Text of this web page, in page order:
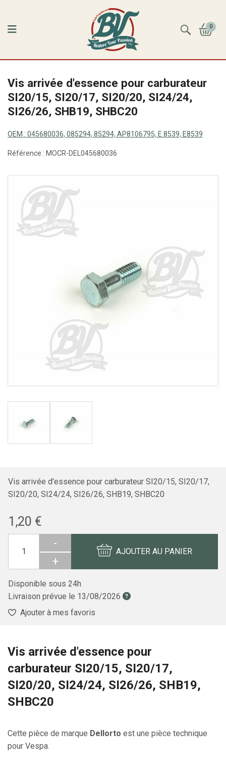
0
Vis arrivée d'essence pour carburateur
SI20/15, SI20/17, SI20/20, SI24/24,
SI26/26, SHB19, SHBC20
OEM : 045680036, 085294, 85294, AP8106795, E.8539, E8539
Référence : MOCR-DEL045680036
Vis arrivée d'essence pour carburateur SI20/15, SI20/17,
SI20/20, SI24/24, SI26/26, SHB19, SHBC20
1,20 €
-
+
AJOUTER AU PANIER
Disponible sous 24h
Livraison prévue le 13/08/2026
Ajouter à mes favoris
Vis arrivée d'essence pour
carburateur SI20/15, SI20/17,
SI20/20, SI24/24, SI26/26, SHB19,
SHBC20
Cette pièce de marque Dellorto est une pièce technique
pour Vespa.